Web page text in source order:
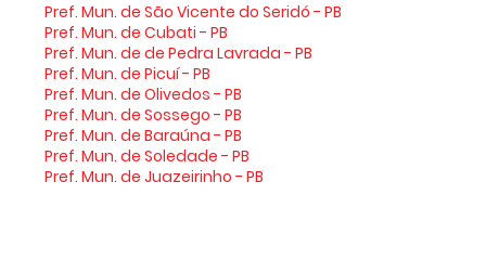
Pref. Mun. de São Vicente do Seridó - PB
Pref. Mun. de Cubati - PB
Pref. Mun. de de Pedra Lavrada - PB
Pref. Mun. de Picuí - PB
Pref. Mun. de Olivedos - PB
Pref. Mun. de Sossego - PB
Pref. Mun. de Baraúna - PB
Pref. Mun. de Soledade - PB
Pref. Mun. de Juazeirinho - PB